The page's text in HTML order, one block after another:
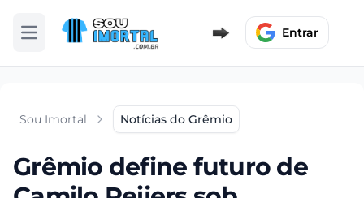
Abrir menu Entrar
Sou Imortal Notícias do Grêmio
Grêmio define futuro de